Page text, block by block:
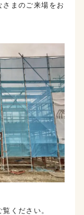
まのご来場をお
ください。